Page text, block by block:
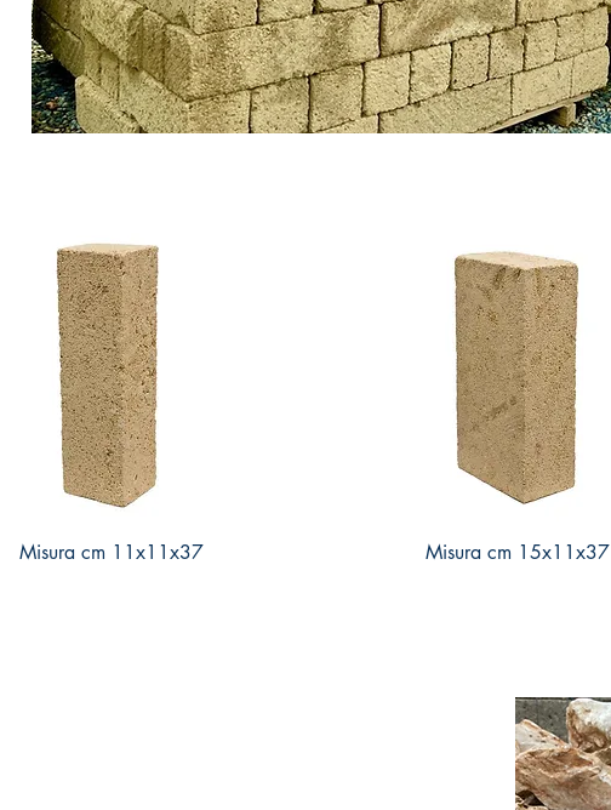
Misura cm 11x11x37 Misura cm 15x11x37